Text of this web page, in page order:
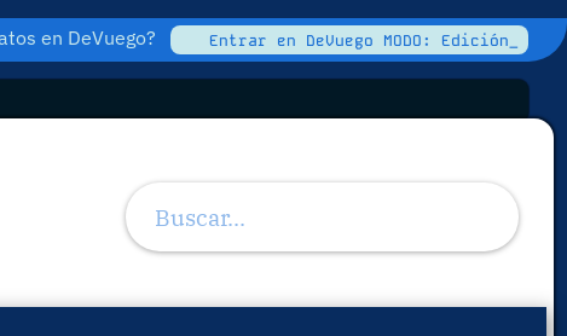
en DeVuego? Entrar en DeVuego MODO: Edición_